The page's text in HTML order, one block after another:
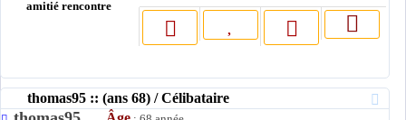
thomas95 :: (ans 68) / Célibataire